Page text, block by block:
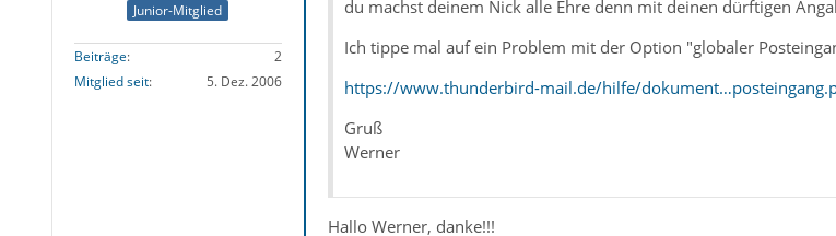
Junior-Mitglied
Beiträge
2
Mitglied seit
5. Dez. 2006
du machst deinem Nick alle Ehre denn mit deinen dürftigen
Ich tippe mal auf ein Problem mit der Option "globaler
https://www.thunderbird-mail.de/hilfe/
Gruß
Werner
Hallo Werner, danke!!!